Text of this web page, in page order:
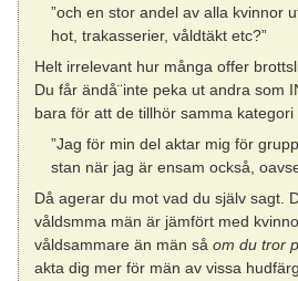
”och en stor andel av alla kvinnor
hot, trakasserier, våldtäkt etc?”
Helt irrelevant hur många offer
Du får ändå¨inte peka ut andra som
bara för att de tillhör samma kategori
”Jag för min del aktar mig för
stan när jag är ensam också,
Då agerar du mot vad du själv sagt.
våldsmma män är jämfört med
våldsammare än män såom du tror
akta dig mer för män av vissa